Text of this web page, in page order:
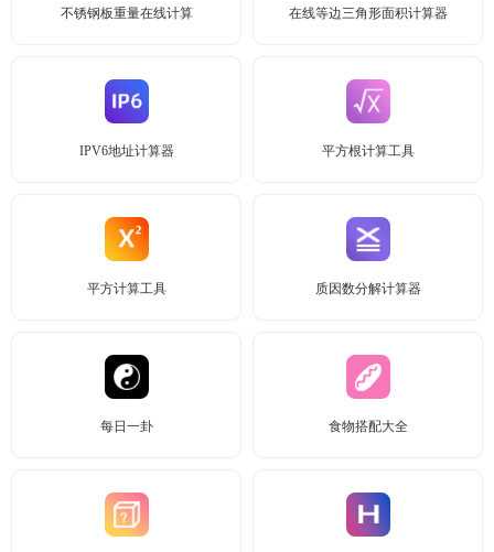
不锈钢板重量在线计算 在线等边三角形面积计算器
IPV6地址计算器 平方根计算工具
平方计算工具 质因数分解计算器
每日一卦 食物搭配大全